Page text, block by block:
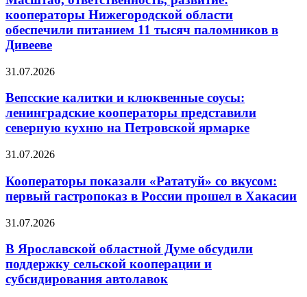
кооператоры Нижегородской области
обеспечили питанием 11 тысяч паломников в
Дивееве
31.07.2026
Вепсские калитки и клюквенные соусы:
ленинградские кооператоры представили
северную кухню на Петровской ярмарке
31.07.2026
Кооператоры показали «Рататуй» со вкусом:
первый гастропоказ в России прошел в Хакасии
31.07.2026
В Ярославской областной Думе обсудили
поддержку сельской кооперации и
субсидирования автолавок